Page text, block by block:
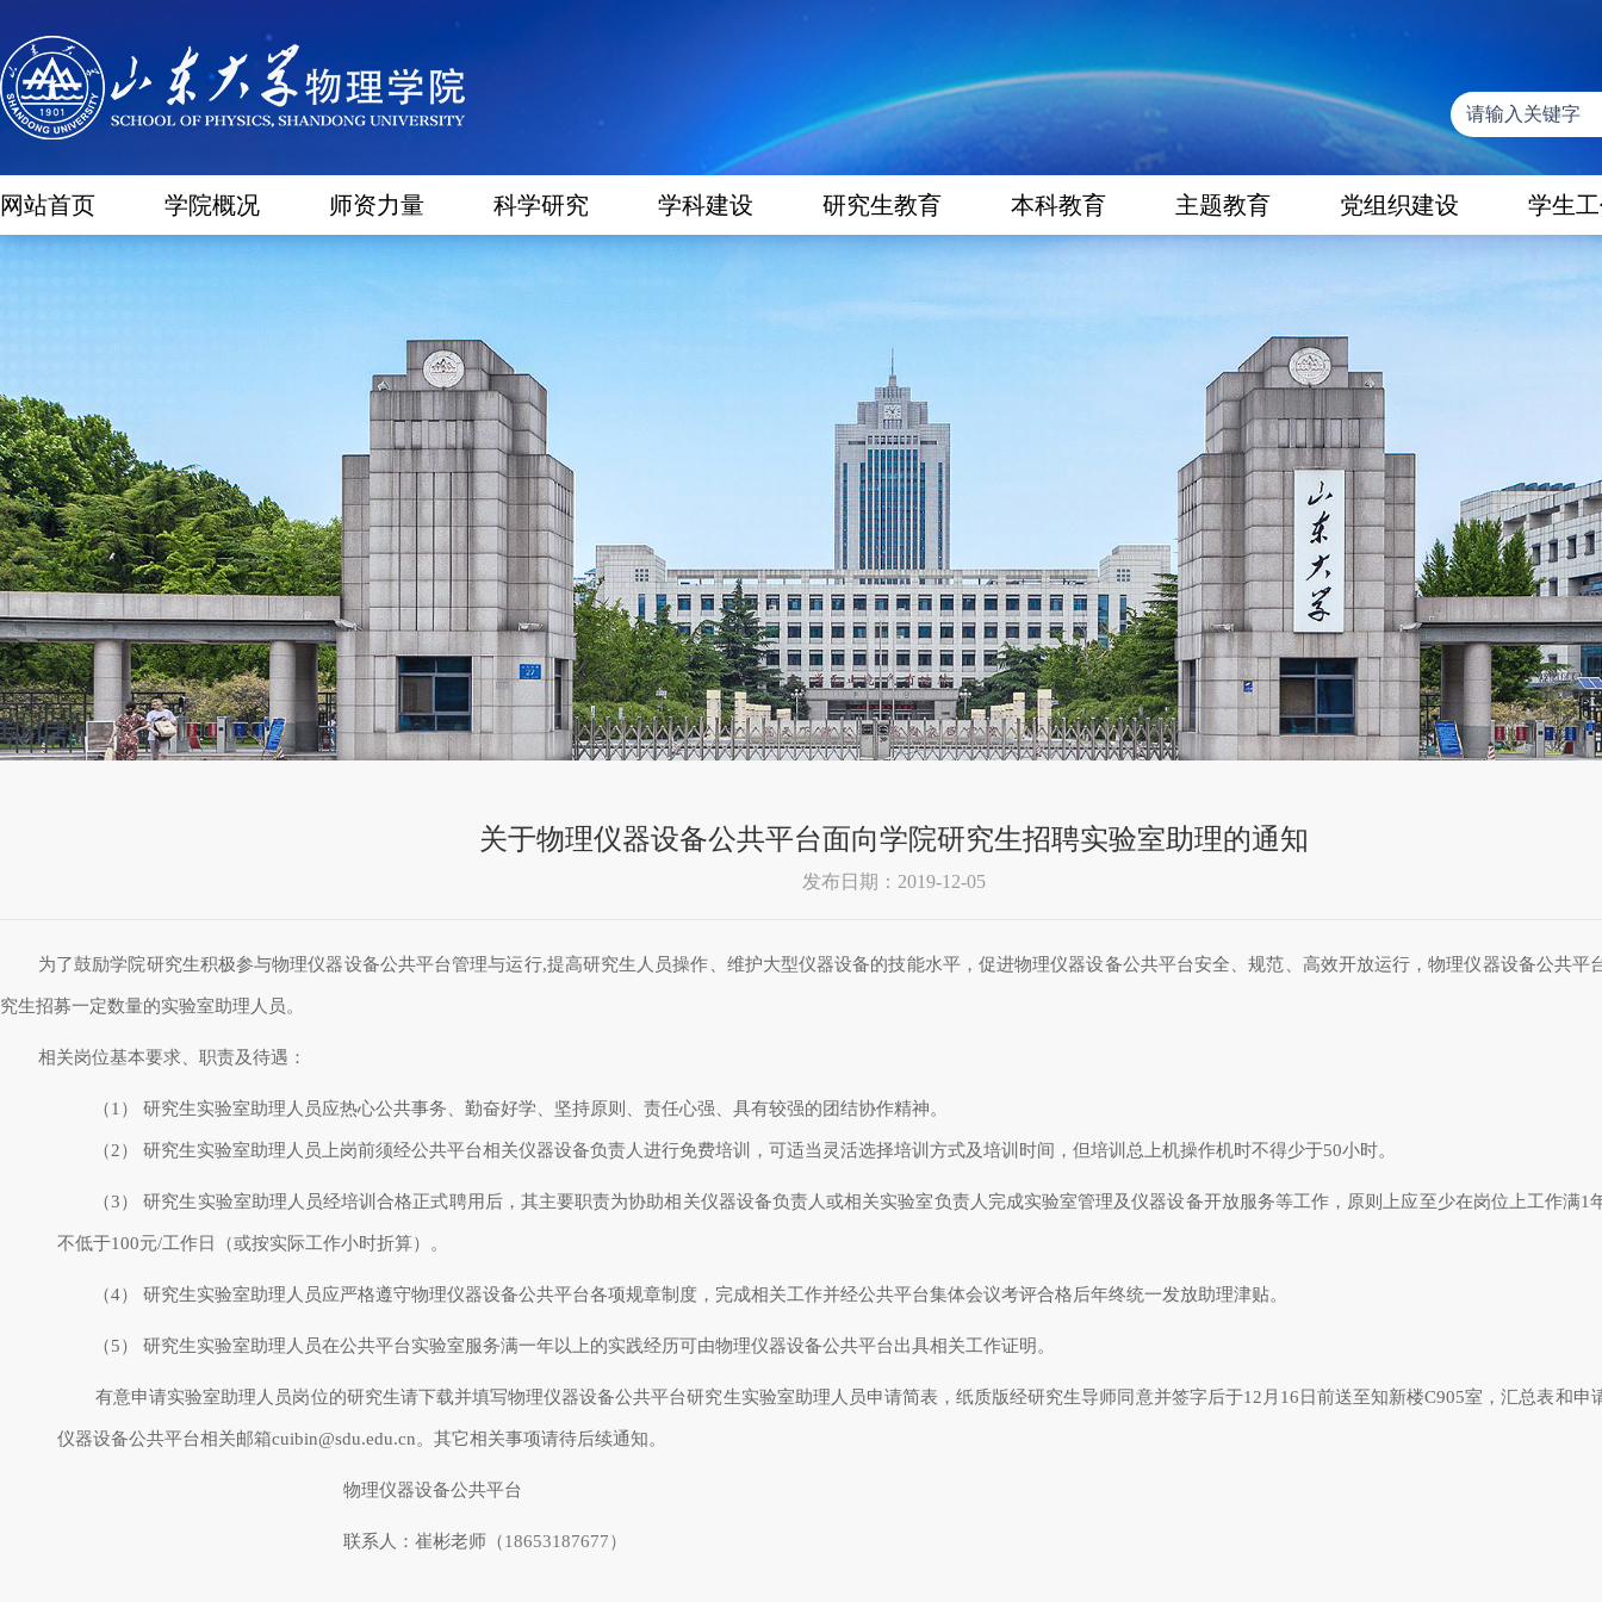
网站首页 学院概况 师资力量 科学研究 学科建设 研究生教育 本科教育 主题教育 党组织建设 学生
关于物理仪器设备公共平台面向学院研究生招聘实验室助理的通知
发布日期：2019-12-05
为了鼓励学院研究生积极参与物理仪器设备公共平台管理与运行,提高研究生人员操作、维护大型仪器设备的技能水平，促进物理仪器设备公共平台安全、规范、高效开放运行，物理仪器设备公共平
究生招募一定数量的实验室助理人员。
相关岗位基本要求、职责及待遇：
（1） 研究生实验室助理人员应热心公共事务、勤奋好学、坚持原则、责任心强、具有较强的团结协作精神。
（2） 研究生实验室助理人员上岗前须经公共平台相关仪器设备负责人进行免费培训，可适当灵活选择培训方式及培训时间，但培训总上机操作机时不得少于50小时。
（3）研究生实验室助理人员经培训合格正式聘用后，其主要职责为协助相关仪器设备负责人或相关实验室负责人完成实验室管理及仪器设备开放服务等工作，原则上应至少在岗位上工作满1
不低于100元/工作日（或按实际工作小时折算）。
（4） 研究生实验室助理人员应严格遵守物理仪器设备公共平台各项规章制度，完成相关工作并经公共平台集体会议考评合格后年终统一发放助理津贴。
（5） 研究生实验室助理人员在公共平台实验室服务满一年以上的实践经历可由物理仪器设备公共平台出具相关工作证明。
有意申请实验室助理人员岗位的研究生请下载并填写物理仪器设备公共平台研究生实验室助理人员申请简表，纸质版经研究生导师同意并签字后于12月 16 日前送至知新楼C905室，汇总表和申
仪器设备公共平台相关邮箱cuibin@sdu.edu.cn。其它相关事项请待后续通知。
物理仪器设备公共平台
联系人：崔彬老师（18653187677）